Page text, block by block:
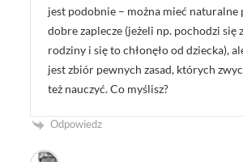
jest podobnie – można mieć naturalne
dobre zaplecze (jeżeli np. pochodzi się
rodziny i się to chłonęło od dziecka),
jest zbiór pewnych zasad, których
też nauczyć. Co myślisz?
Odpowiedz